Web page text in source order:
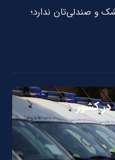
و صندلی‌تان ندارد؛